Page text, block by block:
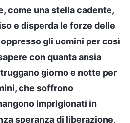
come una stella cadente,
e disperda le forze delle
gli uomini per così
con quanta ansia
giorno e notte per
che soffrono
imprigionati in
speranza di liberazione,